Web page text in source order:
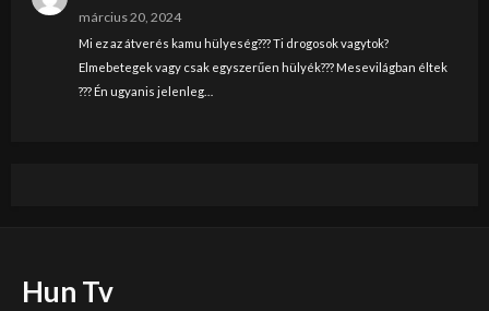
március 20, 2024
Mi ez az átverés kamu hülyeség??? Ti drogosok vagytok?
Elmebetegek vagy csak egyszerűen hülyék??? Mesevilágban éltek
??? Én ugyanis jelenleg…
Hun Tv